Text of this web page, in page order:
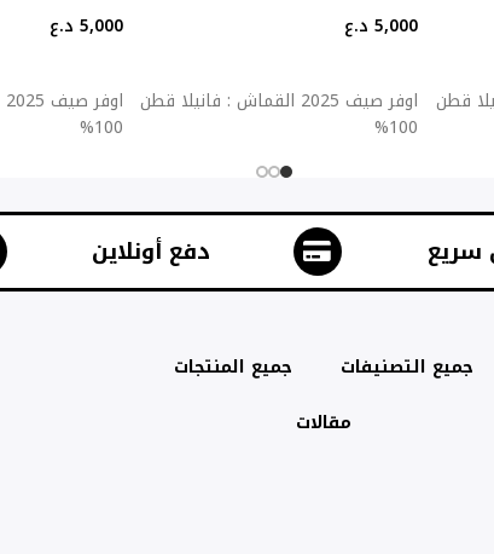
فانيلا قطن
5,000 د.ع
اوفر صيف 2025 القماش : فانيلا قطن
100%
5,000 د.ع
100%
دفع أونلاين
جميع التصنيفات
جميع المنتجات
مقالات